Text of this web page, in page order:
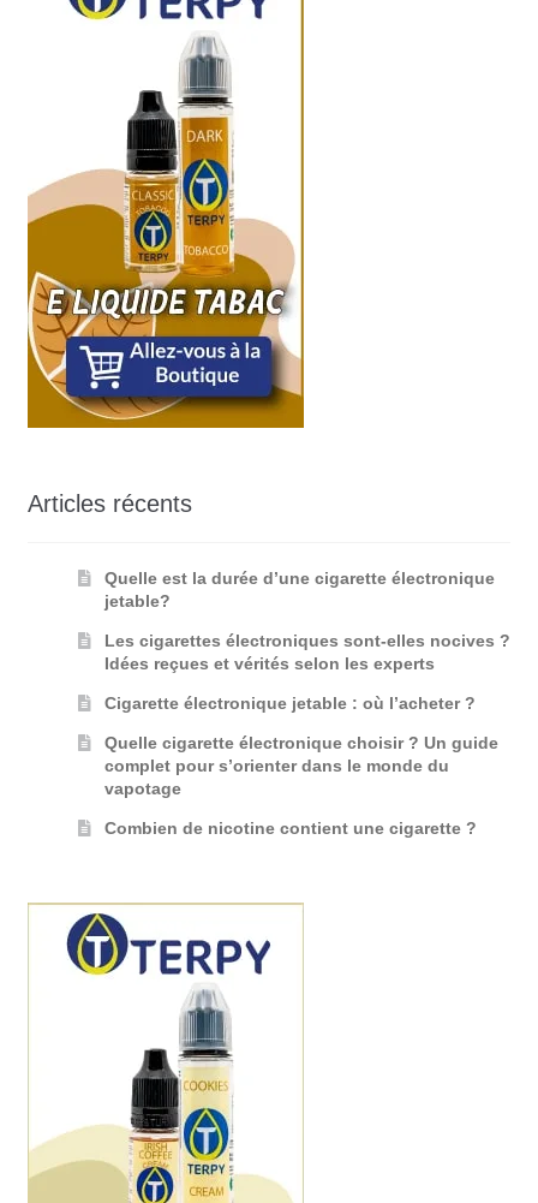
Articles récents
Quelle est la durée d’une cigarette électronique
jetable?
Les cigarettes électroniques sont-elles nocives ?
Idées reçues et vérités selon les experts
Cigarette électronique jetable : où l’acheter ?
Quelle cigarette électronique choisir ? Un guide
complet pour s’orienter dans le monde du
vapotage
Combien de nicotine contient une cigarette ?